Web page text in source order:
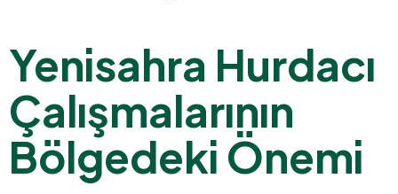
Yenisahra Hurdacı
Çalışmalarının
Bölgedeki Önemi